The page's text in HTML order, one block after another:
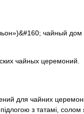
чайный дом
чайных церемоний.
для чайних
з татамі,